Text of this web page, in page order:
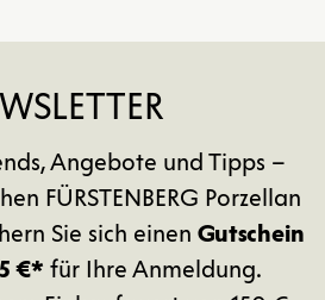
Angebote und Tipps –
FÜRSTENBERG Porzellan
Sie sich einen Gutschein
€* für Ihre Anmeldung.